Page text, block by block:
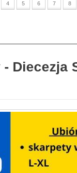
4 5 6 7 8
Diecezja